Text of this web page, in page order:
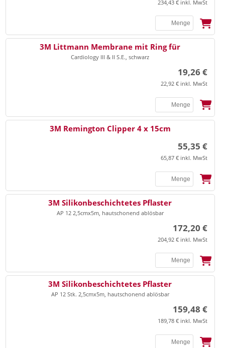
234,43 € inkl. MwSt
3M Littmann Membrane mit Ring für
Cardiology III & II S.E., schwarz
19,26 €
22,92 € inkl. MwSt
3M Remington Clipper 4 x 15cm
55,35 €
65,87 € inkl. MwSt
3M Silikonbeschichtetes Pflaster
AP 12 2,5cmx5m, hautschonend ablösbar
172,20 €
204,92 € inkl. MwSt
3M Silikonbeschichtetes Pflaster
AP 12 Stk. 2,5cmx5m, hautschonend ablösbar
159,48 €
189,78 € inkl. MwSt